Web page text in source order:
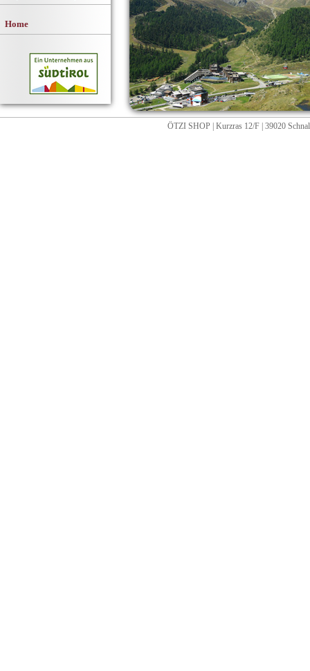
Home
ÖTZI SHOP | Kurzras 12/F | 39020